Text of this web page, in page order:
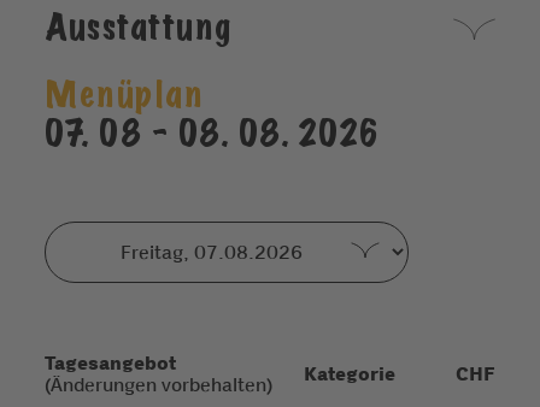
Ausstattung
Menüplan
07. 08 - 08. 08. 2026
Tagesangebot
(Änderungen vorbehalten) Kategorie CHF